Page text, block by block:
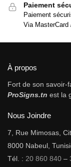
Paiement
Paiement
Via MasterCard
À propos
Fort de son savoir-
ProSigns.tn est la
Nous Joindre
7, Rue Mimosas,
8000 Nabeul,
Tél. : 20 860 840 –